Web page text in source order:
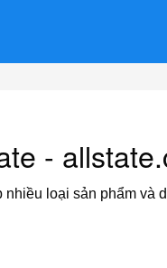
-
loại sản phẩm